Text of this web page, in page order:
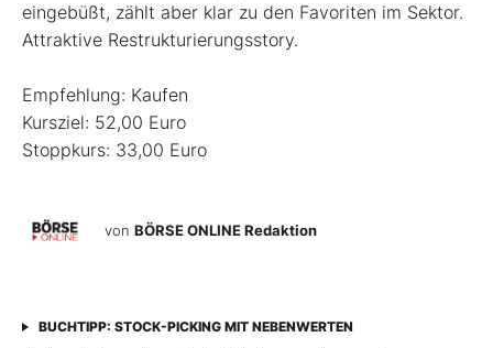
eingebüßt, zählt aber klar zu den Favoriten im Sektor.
Attraktive Restrukturierungsstory.
Empfehlung: Kaufen
Kursziel: 52,00 Euro
Stoppkurs: 33,00 Euro
von BÖRSE ONLINE Redaktion
BUCHTIPP: STOCK-PICKING MIT NEBENWERTEN